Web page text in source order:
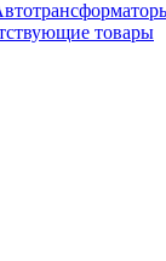
товары